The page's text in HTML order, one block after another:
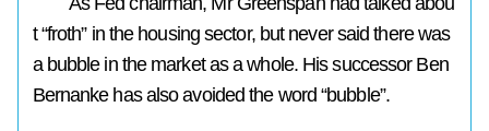
t “froth” in the housing sector, but never said there was
a bubble in the market as a whole. His successor Ben
Bernanke has also avoided the word “bubble”.